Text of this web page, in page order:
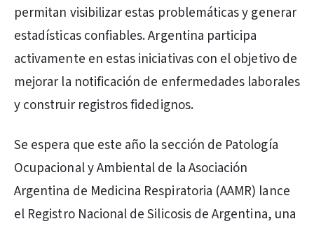
permitan visibilizar estas problemáticas y generar
estadísticas confiables. Argentina participa
activamente en estas iniciativas con el objetivo de
mejorar la notificación de enfermedades laborales
y construir registros fidedignos.
Se espera que este año la sección de Patología
Ocupacional y Ambiental de la Asociación
Argentina de Medicina Respiratoria (AAMR) lance
el Registro Nacional de Silicosis de Argentina, una